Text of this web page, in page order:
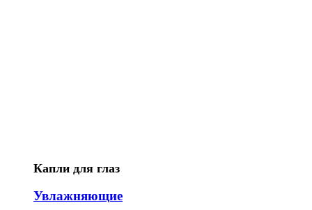
Капли для глаз
Увлажняющие